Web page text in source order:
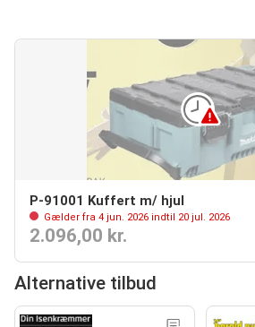
P-91001 Kuffert m/ hjul
Gælder fra 4 jun. 2026 indtil 20 jul. 2026
2.096,00 kr.
Alternative tilbud